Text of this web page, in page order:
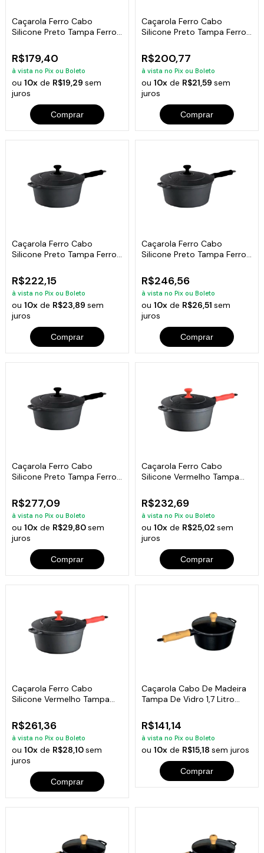
Caçarola Ferro Cabo
Silicone Preto Tampa Ferro
R$179,40
à vista no Pix ou Boleto
ou10x de R$19,29sem
juros
Comprar
Caçarola Ferro Cabo
Silicone Preto Tampa Ferro
R$200,77
à vista no Pix ou Boleto
ou 10xde R$21,59 sem
juros
Comprar
Caçarola Ferro Cabo
Silicone Preto Tampa Ferro
R$222,15
à vista no Pix ou Boleto
ou10x de R$23,89sem
juros
Comprar
Caçarola Ferro Cabo
Silicone Preto Tampa Ferro
R$246,56
à vista no Pix ou Boleto
ou 10xde R$26,51 sem
juros
Comprar
Caçarola Ferro Cabo
Silicone Preto Tampa Ferro
R$277,09
à vista no Pix ou Boleto
ou10x de R$29,80sem
juros
Comprar
Caçarola Ferro Cabo
Silicone Vermelho Tampa
R$232,69
à vista no Pix ou Boleto
ou 10xde R$25,02 sem
juros
Comprar
Caçarola Ferro Cabo
Silicone Vermelho Tampa
R$261,36
à vista no Pix ou Boleto
ou10x de R$28,10sem
juros
Comprar
Caçarola Cabo De Madeira
Tampa De Vidro 1,7 Litro
R$141,14
à vista no Pix ou Boleto
ou 10xde R$15,18 sem juros
Comprar